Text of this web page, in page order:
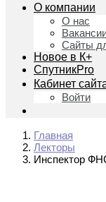
О компании
О нас
Сайты
Новое в К+
СпутникPro
Кабинет
Войти
Главная
Лекторы
Инспектор